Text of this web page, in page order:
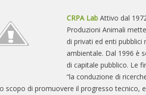
CRPA Lab Attivo dal
Produzioni Animali
di privati ed enti
ambientale. Dal 1996 è
di capitale pubblico. Le
“la conduzione di
scopo di promuovere il progresso tecnico,